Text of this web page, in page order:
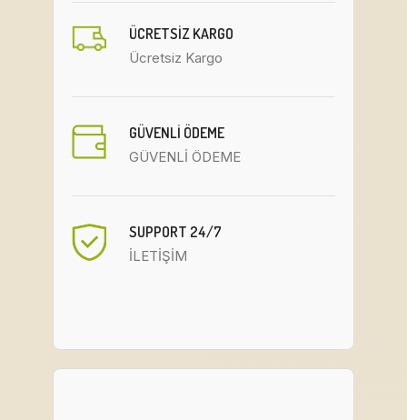
ÜCRETSIZ KARGO
Ücretsiz Kargo
GÜVENLİ ÖDEME
GÜVENLİ ÖDEME
SUPPORT 24/7
İLETİŞİM